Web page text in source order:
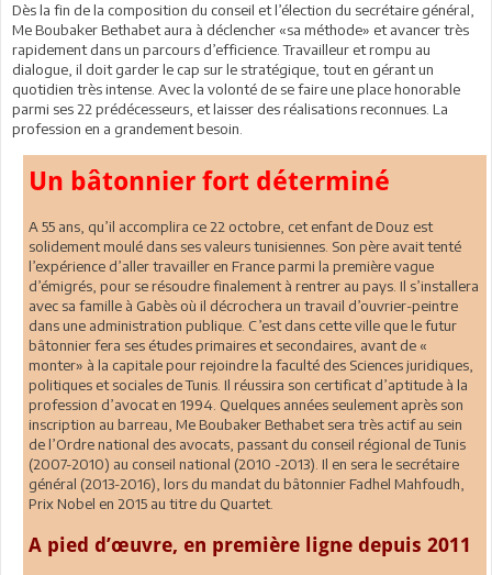
Dès la fin de la composition du conseil et l’élection du secrétaire général,
Me Boubaker Bethabet aura à déclencher «sa méthode» et avancer très
rapidement dans un parcours d’efficience. Travailleur et rompu au
dialogue, il doit garder le cap sur le stratégique, tout en gérant un
quotidien très intense. Avec la volonté de se faire une place honorable
parmi ses 22 prédécesseurs, et laisser des réalisations reconnues. La
profession en a grandement besoin.
Un bâtonnier fort déterminé
A 55 ans, qu’il accomplira ce 22 octobre, cet enfant de Douz est
solidement moulé dans ses valeurs tunisiennes. Son père avait tenté
l’expérience d’aller travailler en France parmi la première vague
d’émigrés, pour se résoudre finalement à rentrer au pays. Il s’installera
avec sa famille à Gabès où il décrochera un travail d’ouvrier-peintre
dans une administration publique. C’est dans cette ville que le futur
bâtonnier fera ses études primaires et secondaires, avant de «
monter» à la capitale pour rejoindre la faculté des Sciences juridiques,
politiques et sociales de Tunis. Il réussira son certificat d’aptitude à la
profession d’avocat en 1994. Quelques années seulement après son
inscription au barreau, Me Boubaker Bethabet sera très actif au sein
de l’Ordre national des avocats, passant du conseil régional de Tunis
(2007-2010) au conseil national (2010 -2013). Il en sera le secrétaire
général (2013-2016), lors du mandat du bâtonnier Fadhel Mahfoudh,
Prix Nobel en 2015 au titre du Quartet.
A pied d’œuvre, en première ligne depuis 2011